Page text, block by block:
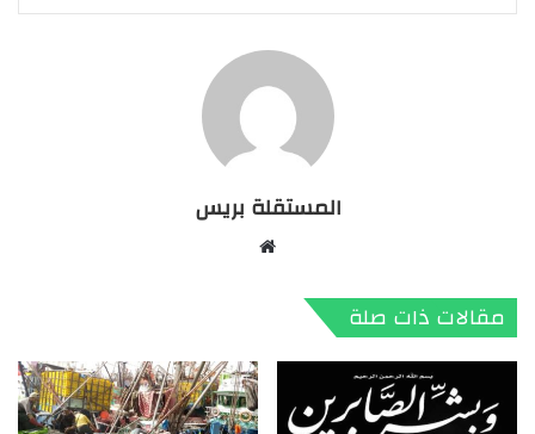
المستقلة بريس
مقالات ذات صلة